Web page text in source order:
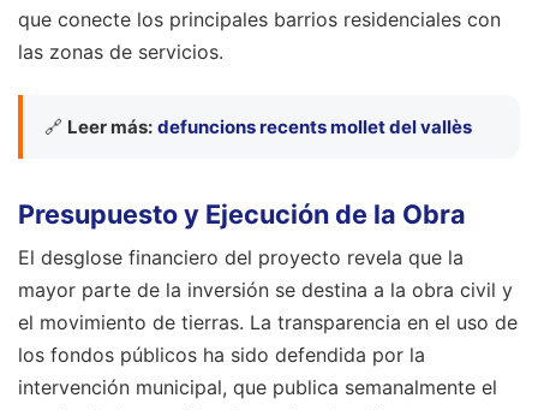
que conecte los principales barrios residenciales con
las zonas de servicios.
🔗 Leer más: defuncions recents mollet del vallès
Presupuesto y Ejecución de la Obra
El desglose financiero del proyecto revela que la
mayor parte de la inversión se destina a la obra civil y
el movimiento de tierras. La transparencia en el uso de
los fondos públicos ha sido defendida por la
intervención municipal, que publica semanalmente el